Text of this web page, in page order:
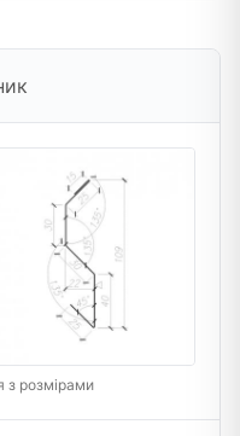
з розмірами